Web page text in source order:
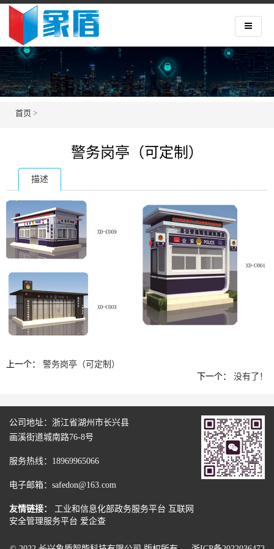
首页 >
警务岗亭（可定制）
描述
上一个： 警务岗亭（可定制）
下一个： 没有了！
公司地址：浙江省湖州市长兴县
画溪街道城南路76-8号
服务热线：18969965066
电子邮箱：safedon@163.com
友情链接： 工业和信息化部政务服务平台 互联网
安全管理服务平台 爱企查